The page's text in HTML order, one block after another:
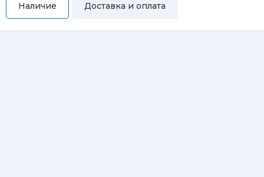
Наличие Доставка и оплата